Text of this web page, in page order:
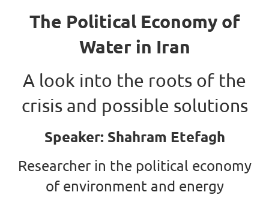
The Political Economy of
Water in Iran
A look into the roots of the
crisis and possible solutions
Speaker: Shahram Etefagh
Researcher in the political economy
of environment and energy